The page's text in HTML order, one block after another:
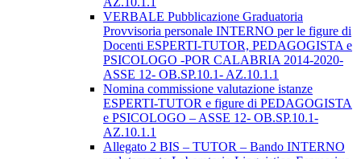
VERBALE Pubblicazione Graduatoria
Provvisoria personale INTERNO per le figure di
Docenti ESPERTI-TUTOR, PEDAGOGISTA e
PSICOLOGO -POR CALABRIA 2014-2020-
ASSE 12- OB.SP.10.1- AZ.10.1.1
Nomina commissione valutazione istanze
ESPERTI-TUTOR e figure di PEDAGOGISTA
e PSICOLOGO – ASSE 12- OB.SP.10.1-
AZ.10.1.1
Allegato 2 BIS – TUTOR – Bando INTERNO